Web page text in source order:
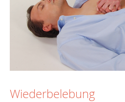
Wiederbelebung